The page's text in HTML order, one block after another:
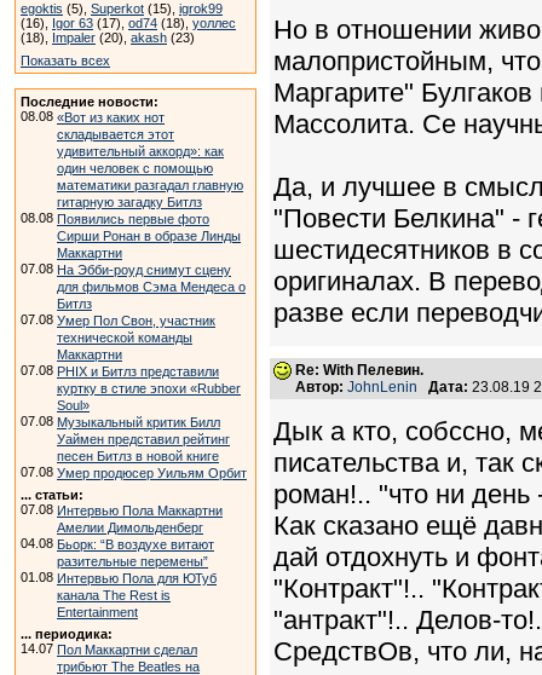
egoktis (5), Superkot (15), igrok99
(16), Igor 63 (17), od74 (18), уоллес
(18), Impaler (20), akash (23)
Показать всех
Последние новости:
08.08 «Вот из каких нот
складывается этот
удивительный аккорд»: как
один человек с помощью
математики разгадал главную
гитарную загадку Битлз
08.08 Появились первые фото
Сирши Ронан в образе Линды
Маккартни
07.08 На Эбби-роуд снимут сцену
для фильмов Сэма Мендеса о
Битлз
07.08 Умер Пол Свон, участник
технической команды
Маккартни
07.08 PHIX и Битлз представили
куртку в стиле эпохи «Rubber
Soul»
07.08 Музыкальный критик Билл
Уаймен представил рейтинг
песен Битлз в новой книге
07.08 Умер продюсер Уильям Орбит
... статьи:
07.08 Интервью Пола Маккартни
Амелии Димольденберг
04.08 Бьорк: “В воздухе витают
разительные перемены”
01.08 Интервью Пола для ЮТуб
канала The Rest is
Entertainment
... периодика:
14.07 Пол Маккартни сделал
трибьют The Beatles на
Но в отношении
малопристойным,
Маргарите"
Массолита. Се
Да, и лучшее в
"Повести Белкина" -
шестидесятников в
оригиналах. В
разве если
Re: With Пелевин.
Автор: JohnLenin Дата: 23.08.19
Дык а кто, собссно,
писательства и, так
роман!.. "что ни день
Как сказано ещё
дай отдохнуть и
"Контракт"!..
"антракт"!.. Делов-
СредствОв, что ли,